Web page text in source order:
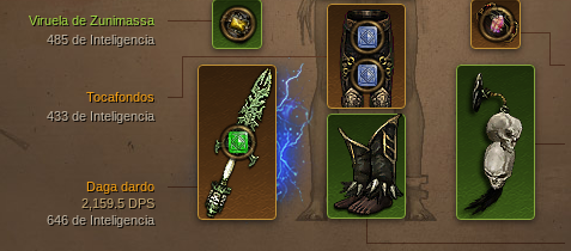
Tocafondos
433 de Inteligencia
Daga dardo
2,159.5 DPS
646 de Inteligencia
Viruela de Zunimassa
485 de Inteligencia